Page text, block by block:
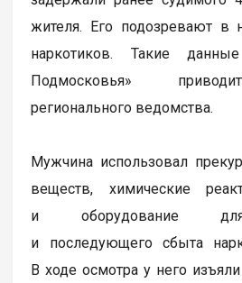
жителя. Его подозревают в
наркотиков. Такие
Подмосковья»
регионального ведомства.
Мужчина использовал
веществ, химические
и оборудование для
и последующего сбыта
В ходе осмотра у него